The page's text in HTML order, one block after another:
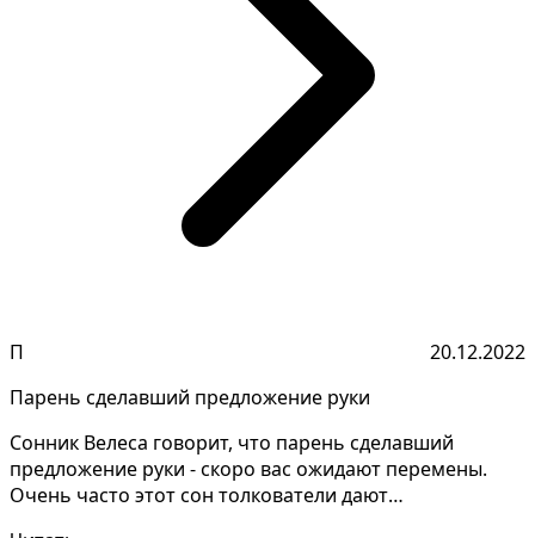
П
20.12.2022
Парень сделавший предложение руки
Сонник Велеса говорит, что парень сделавший
предложение руки - скоро вас ожидают перемены.
Очень часто этот сон толкователи дают